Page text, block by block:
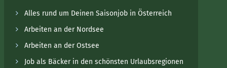
Alles rund um Deinen Saisonjob in Österreich
Arbeiten an der Nordsee
Arbeiten an der Ostsee
Job als Bäcker in den schönsten Urlaubsregionen